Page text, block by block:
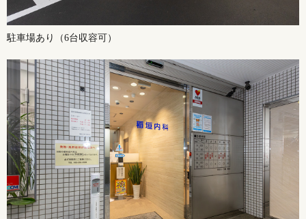
駐車場あり（6台収容可）